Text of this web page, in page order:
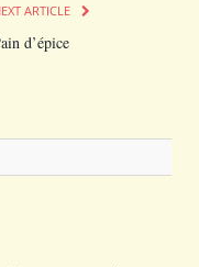
ARTICLE
d’épice